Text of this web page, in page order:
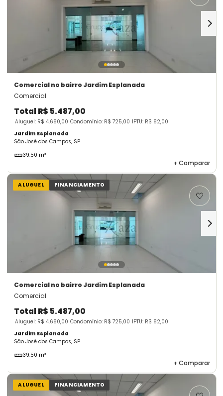
Comercialno bairro Jardim Esplanada
Comercial
Total R$ 5.487,00
Aluguel: R$ 4.680,00 Condomínio: R$ 725,00 IPTU: R$ 82,00
Jardim Esplanada
São José dos Campos, SP
39.50 m²
+ Comparar
ALUGUEL FINANCIAMENTO
Comercialno bairro Jardim Esplanada
Comercial
Total R$ 5.487,00
Aluguel: R$ 4.680,00 Condomínio: R$ 725,00 IPTU: R$ 82,00
Jardim Esplanada
São José dos Campos, SP
39.50 m²
+ Comparar
ALUGUEL FINANCIAMENTO